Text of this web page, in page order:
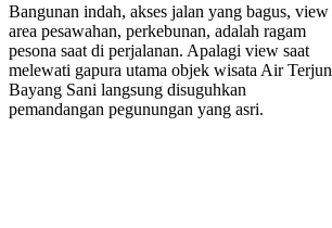
Bangunan indah, akses jalan yang bagus, view
area pesawahan, perkebunan, adalah ragam
pesona saat di perjalanan. Apalagi view saat
melewati gapura utama objek wisata Air Terjun
Bayang Sani langsung disuguhkan
pemandangan pegunungan yang asri.